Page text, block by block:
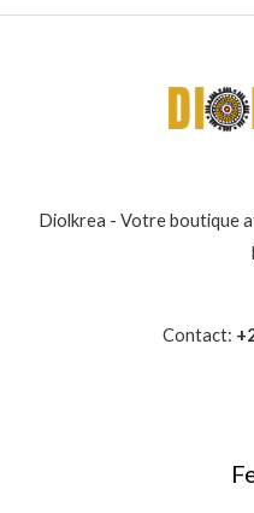
Diolkrea - Votre boutique
Contact: